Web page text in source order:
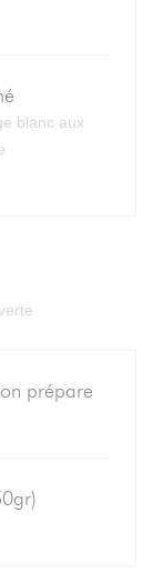
blanc aux
prépare